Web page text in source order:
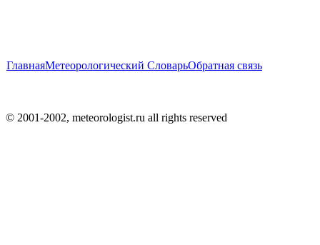
ГлавнаяМетеорологический СловарьОбратная связь
© 2001-2002, meteorologist.ru all rights reserved